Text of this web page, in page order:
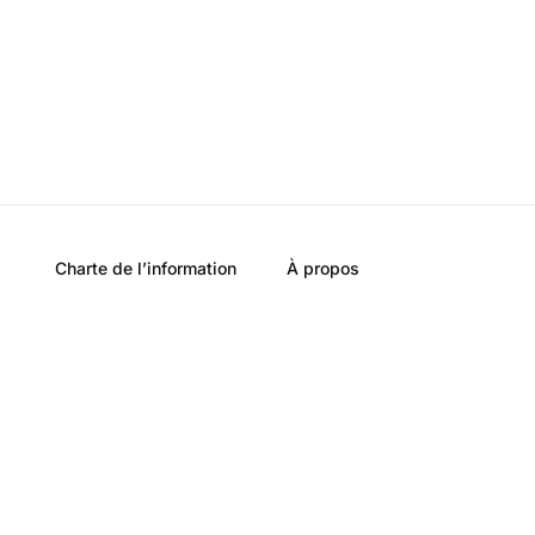
Charte de l’information À propos